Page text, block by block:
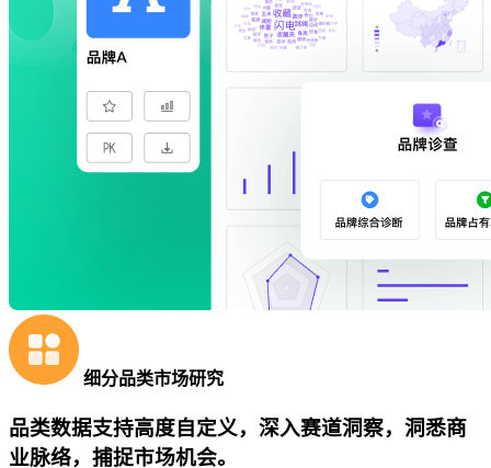
细分品类市场研究
品类数据支持高度自定义，深入赛道洞察，洞悉商
业脉络，捕捉市场机会。